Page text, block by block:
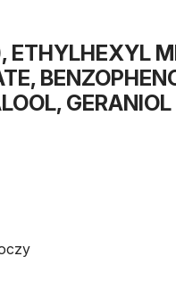
ETHYLHEXYL